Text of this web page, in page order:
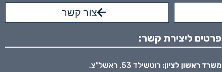
צור קשר
פרטים ליצירת קשר:
משרד ראשון לציון: רוטשילד 53, ראשל"צ.